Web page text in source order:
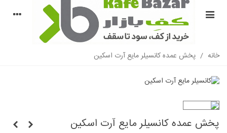
خانه / پخش عمده کانسیلر مایع آرت اسکین
پخش عمده کانسیلر مایع آرت اسکین